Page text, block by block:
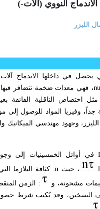
الاندماج النووي (آلات-)
الليزر
يحصل في داخلها الاندماج آلات
، فهي معدات ضخمة تتضافر فيها
مثل اختصاص الناقلية الفائقة
جداً ، وفيزيا المواد للوصول إلى
، وجهود مهندسي الميكانيك
في أوائل الخمسينيات إلى
، حيثn: كثافة البلازما
مشحونة، و
: الزمن
التسخين، وقد يُكتب شرط حصول